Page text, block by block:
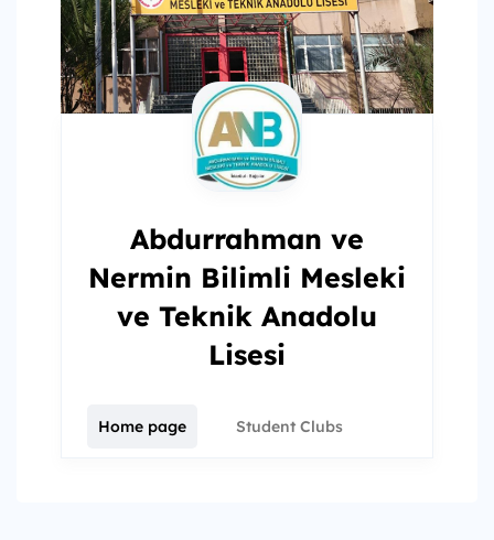
Abdurrahman ve
Nermin Bilimli Mesleki
ve Teknik Anadolu
Lisesi
Home page Student Clubs